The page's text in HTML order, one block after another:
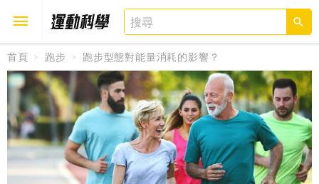
首頁 跑步 跑步型態對能量消耗的影響？
取消 確定